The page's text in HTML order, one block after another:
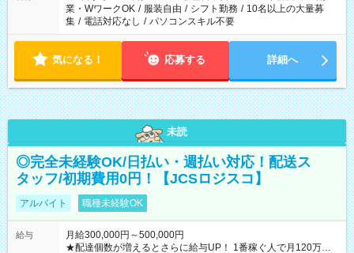
業・WワークOK / 服装自由 / シフト勤務 / 10名以上の大量募
集 / 電話対応なし / パソコンスキル不要
気になる！ 応募する 詳細へ
未読
◎完全未経験OK/日払い・週払い対応！配送ス
タッフ/初期費用0円！【JCSロジスコ】
アルバイト 職種未経験OK
給与
月給300,000円～500,000円
★配達個数が増えるとさらに給与UP！ 1番稼ぐ人で月120万ほ